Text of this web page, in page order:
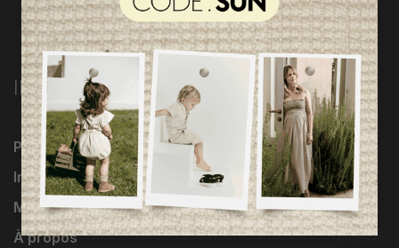
INFORMATIONS
Programme Loyauté
Influenceuses
Marques
À propos